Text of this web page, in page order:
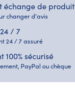
échange de produit
changer d'avis
/ 7
24 / 7 assuré
100% sécurisé
PayPal ou chèque